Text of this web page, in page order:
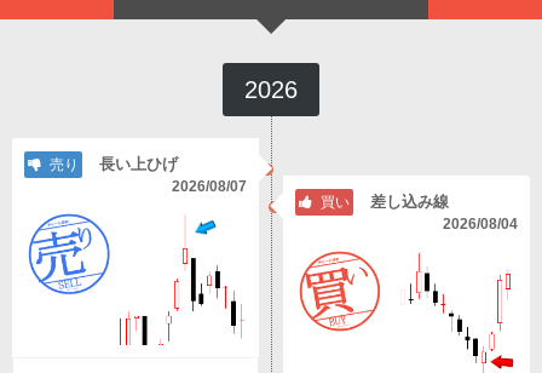
2026
売り 長い上ひげ
2026/08/07
買い 差し込み線
2026/08/04